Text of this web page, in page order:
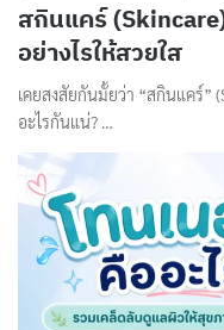
สกินแคร์
อย่างไรให้สวยใส
เคยสงสัยกันมั้ยว่า “สกินแคร์”
อะไรกันแน่? …